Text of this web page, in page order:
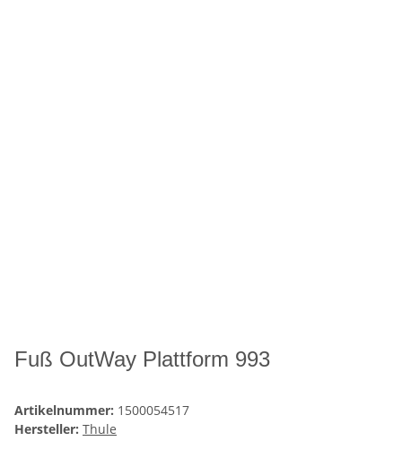
Fuß OutWay Plattform 993
Artikelnummer: 1500054517
Hersteller: Thule